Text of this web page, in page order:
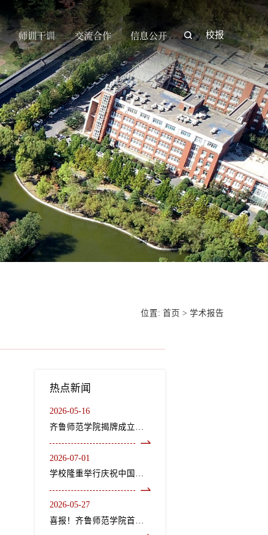
师训干训 交流合作 信息公开 校报
位置: 首页 > 学术报告
热点新闻
2026-05-16
2026-07-01
学校隆重举行庆祝中国共产党成立105周年“七一”表彰大会暨《长歌尽美》艺术党课
2026-05-27